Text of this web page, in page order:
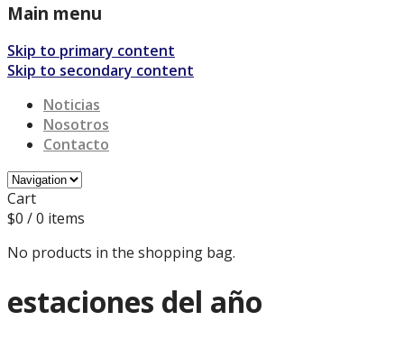
Main menu
Skip to primary content
Skip to secondary content
Noticias
Nosotros
Contacto
Cart
$0 / 0 items
No products in the shopping bag.
estaciones del año